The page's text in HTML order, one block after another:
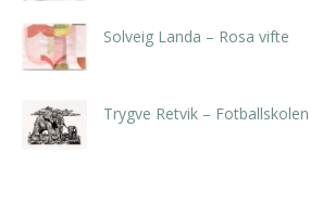
Solveig Landa – Rosa vifte
Trygve Retvik – Fotballskolen